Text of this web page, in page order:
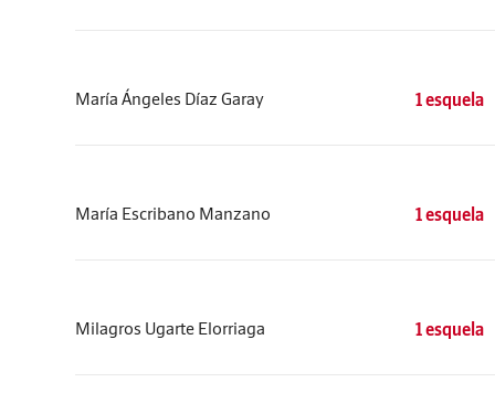
María Ángeles Díaz Garay 1 esquela
María Escribano Manzano 1 esquela
Milagros Ugarte Elorriaga 1 esquela